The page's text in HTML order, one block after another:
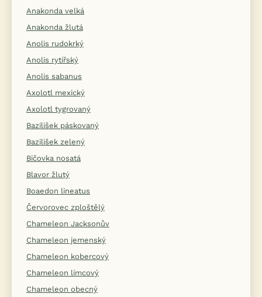
Anakonda velká
Anakonda žlutá
Anolis rudokrký
Anolis rytířský
Anolis sabanus
Axolotl mexický
Axolotl tygrovaný
Bazilišek páskovaný
Bazilišek zelený
Bičovka nosatá
Blavor žlutý
Boaedon lineatus
Červorovec zploštělý
Chameleon Jacksonův
Chameleon jemenský
Chameleon kobercový
Chameleon límcový
Chameleon obecný